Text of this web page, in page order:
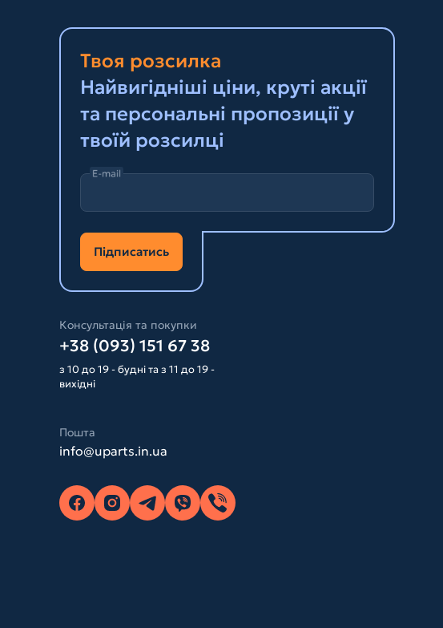
Твоя розсилка
Найвигідніші ціни, круті акції
та персональні пропозиції у
твоїй розсилці
E-mail
Підписатись
Консультація та покупки
+38 (093) 151 67 38
з 10 до 19 - будні та з 11 до 19 -
вихідні
Пошта
info@uparts.in.ua